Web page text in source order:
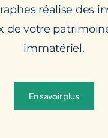
réalise des
de votre
immatériel.
En savoir plus